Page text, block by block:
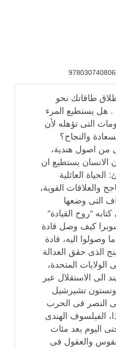
طاقاتك نحو
. هل يستطيع المرء
التى تؤهله لأن
والنجاح؟
من اصول هندية،
الانسان يستطيع ان
العائلية
والعلاقات القوية،
التى وضعها
“روح القيادة”
كيف وصل قادة
وصولوا اليه، قادة
الذى حقق العدالة
الولايات المتحدة،
الى الاستقلال عبر
تشيرشيل
النصر فى الحرب
الفيلسوف الهندى
اليوم بعد مئات
والعقول فى